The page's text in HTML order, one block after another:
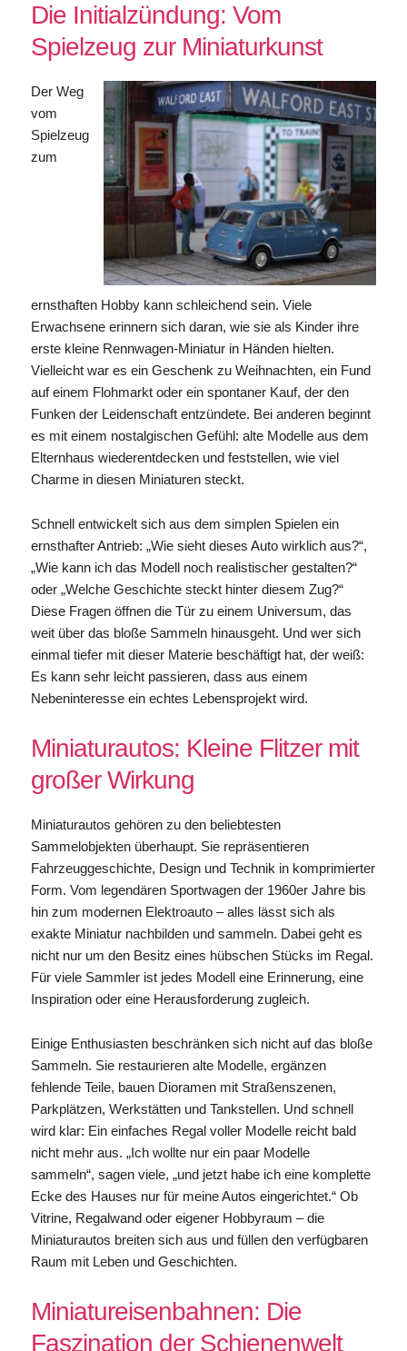
Die Initialzündung: Vom
Spielzeug zur Miniaturkunst
Der Weg
vom
Spielzeug
zum
ernsthaften Hobby kann schleichend sein. Viele
Erwachsene erinnern sich daran, wie sie als Kinder ihre
erste kleine Rennwagen-Miniatur in Händen hielten.
Vielleicht war es ein Geschenk zu Weihnachten, ein Fund
auf einem Flohmarkt oder ein spontaner Kauf, der den
Funken der Leidenschaft entzündete. Bei anderen beginnt
es mit einem nostalgischen Gefühl: alte Modelle aus dem
Elternhaus wiederentdecken und feststellen, wie viel
Charme in diesen Miniaturen steckt.
Schnell entwickelt sich aus dem simplen Spielen ein
ernsthafter Antrieb: „Wie sieht dieses Auto wirklich aus?“,
„Wie kann ich das Modell noch realistischer gestalten?“
oder „Welche Geschichte steckt hinter diesem Zug?“
Diese Fragen öffnen die Tür zu einem Universum, das
weit über das bloße Sammeln hinausgeht. Und wer sich
einmal tiefer mit dieser Materie beschäftigt hat, der weiß:
Es kann sehr leicht passieren, dass aus einem
Nebeninteresse ein echtes Lebensprojekt wird.
Miniaturautos: Kleine Flitzer mit
großer Wirkung
Miniaturautos gehören zu den beliebtesten
Sammelobjekten überhaupt. Sie repräsentieren
Fahrzeuggeschichte, Design und Technik in komprimierter
Form. Vom legendären Sportwagen der 1960er Jahre bis
hin zum modernen Elektroauto – alles lässt sich als
exakte Miniatur nachbilden und sammeln. Dabei geht es
nicht nur um den Besitz eines hübschen Stücks im Regal.
Für viele Sammler ist jedes Modell eine Erinnerung, eine
Inspiration oder eine Herausforderung zugleich.
Einige Enthusiasten beschränken sich nicht auf das bloße
Sammeln. Sie restaurieren alte Modelle, ergänzen
fehlende Teile, bauen Dioramen mit Straßenszenen,
Parkplätzen, Werkstätten und Tankstellen. Und schnell
wird klar: Ein einfaches Regal voller Modelle reicht bald
nicht mehr aus. „Ich wollte nur ein paar Modelle
sammeln“, sagen viele, „und jetzt habe ich eine komplette
Ecke des Hauses nur für meine Autos eingerichtet.“ Ob
Vitrine, Regalwand oder eigener Hobbyraum – die
Miniaturautos breiten sich aus und füllen den verfügbaren
Raum mit Leben und Geschichten.
Miniatureisenbahnen: Die
Faszination der Schienenwelt